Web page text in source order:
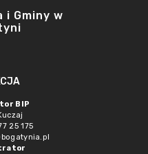
i Gminy w
BIP
25 175